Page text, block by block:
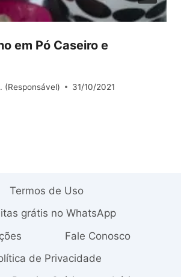
em Pó Caseiro e
(Responsável) 31/10/2021
Termos de Uso
grátis no WhatsApp
Fale Conosco
de Privacidade